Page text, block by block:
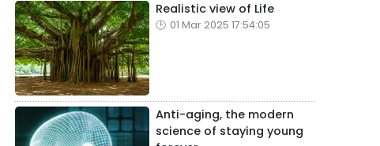
Realistic view of Life
01 Mar 2025 17:54:05
Anti-aging, the modern
science of staying young